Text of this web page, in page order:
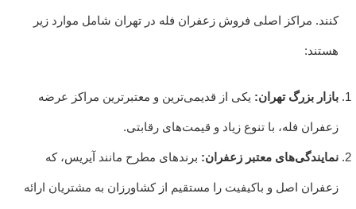
کنند. مراکز اصلی فروش زعفران فله در تهران شامل موارد زیر
هستند:
بازار بزرگ تهران: یکی از قدیمی‌ترین و معتبرترین مراکز عرضه
زعفران فله، با تنوع زیاد و قیمت‌های رقابتی.
نمایندگی‌های معتبر زعفران: برندهای مطرح مانند آیریس، که
زعفران اصل و باکیفیت را مستقیم از کشاورزان به مشتریان ارائه